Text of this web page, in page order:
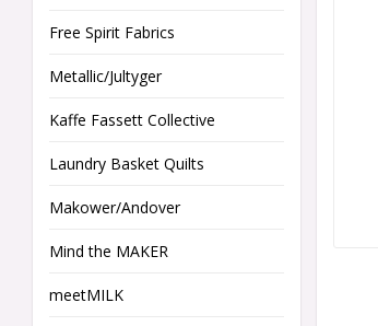
Free Spirit Fabrics
Metallic/Jultyger
Kaffe Fassett Collective
Laundry Basket Quilts
Makower/Andover
Mind the MAKER
meetMILK